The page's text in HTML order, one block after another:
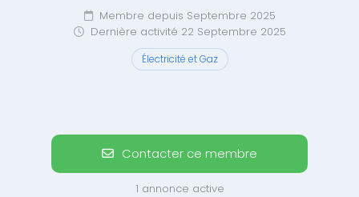
Membre depuis Septembre 2025
Dernière activité 22 Septembre 2025
Électricité et Gaz
Contacter ce membre
1 annonce active